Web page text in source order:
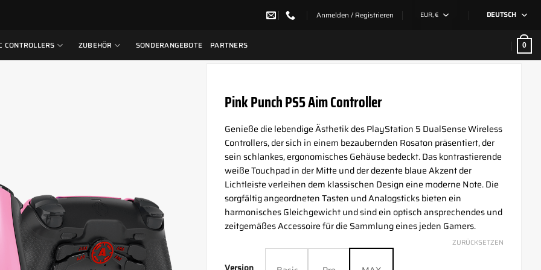
Anmelden / Registrieren EUR, € DEUTSCH
CONTROLLERS ZUBEHÖR SONDERANGEBOTE PARTNERS 0
Pink Punch PS5 Aim Controller
Genieße die lebendige Ästhetik des PlayStation 5 DualSense Wireless
Controllers, der sich in einem bezaubernden Rosaton präsentiert, der
sein schlankes, ergonomisches Gehäuse bedeckt. Das kontrastierende
weiße Touchpad in der Mitte und der dezente blaue Akzent der
Lichtleiste verleihen dem klassischen Design eine moderne Note. Die
sorgfältig angeordneten Tasten und Analogsticks bieten ein
harmonisches Gleichgewicht und sind ein optisch ansprechendes und
zeitgemäßes Accessoire für die Sammlung eines jeden Gamers.
ZURÜCKSETZEN